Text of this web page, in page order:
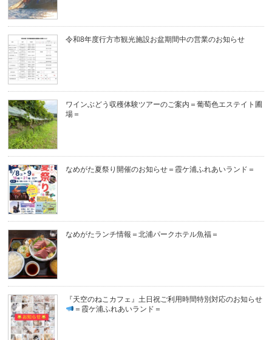
令和8年度行方市観光施設お盆期間中の営業のお知らせ
ワインぶどう収穫体験ツアーのご案内＝葡萄色エステイト圃
場＝
なめがた夏祭り開催のお知らせ＝霞ケ浦ふれあいランド＝
なめがたランチ情報＝北浦パークホテル魚福＝
『天空のねこカフェ』土日祝ご利用時間特別対応のお知らせ
＝霞ケ浦ふれあいランド＝